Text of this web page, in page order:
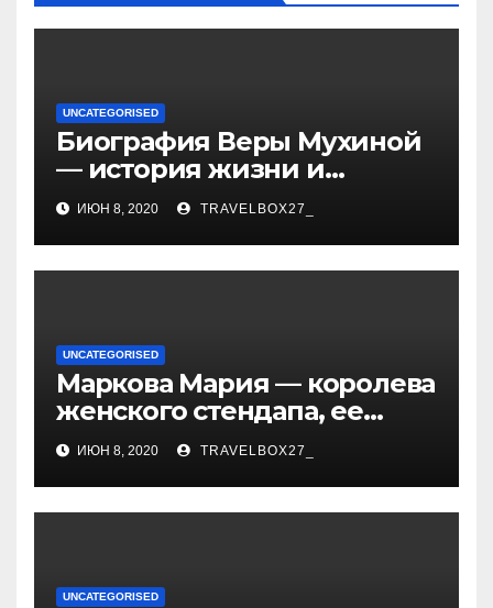
UNCATEGORISED
Биография Веры Мухиной
— история жизни и
карьеры успешной
художницы, ее
достижения и творчество
ИЮН 8, 2020 TRAVELBOX27_
UNCATEGORISED
Маркова Мария — королева
женского стендапа, ее
биография, самые
смешные выступления,
ураган смеха и
непревзойденный талант!
ИЮН 8, 2020 TRAVELBOX27_
UNCATEGORISED